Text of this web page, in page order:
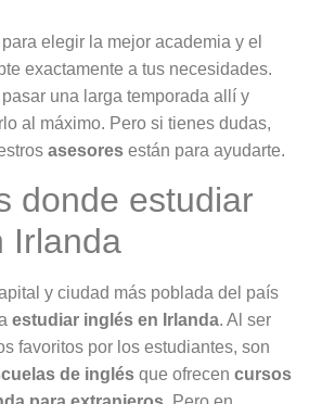
elegir la mejor academia y el
exactamente a tus necesidades.
una larga temporada allí y
al máximo. Pero si tienes dudas,
asesoresestán para ayudarte.
donde estudiar
Irlanda
y ciudad más poblada del país
estudiar inglés en Irlanda. Al ser
favoritos por los estudiantes, son
de inglés que ofrecencursos